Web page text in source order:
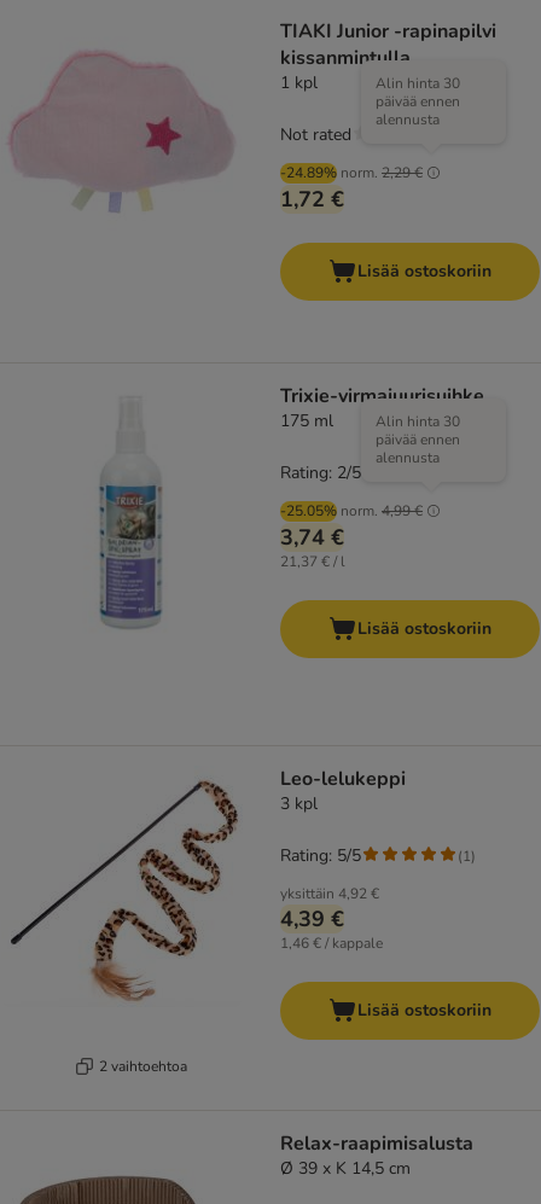
TIAKI Junior -rapinapilvi
kissanmintulla
1 kpl
-24.89% norm. 2,29 €
Alin hinta 30
päivää ennen
alennusta
1,72 €
Not rated
Lisää ostoskoriin
Trixie-virmajuurisuihke
175 ml
-25.05% norm. 4,99 €
Alin hinta 30
päivää ennen
alennusta
3,74 €
21,37 € / l
Rating: 2/5
Lisää ostoskoriin
2 vaihtoehtoa
Leo-lelukeppi
3 kpl
yksittäin 4,92 €
4,39 €
1,46 € / kappale
Rating: 5/5 (1)
Lisää ostoskoriin
Relax-raapimisalusta
Ø 39 x K 14,5 cm